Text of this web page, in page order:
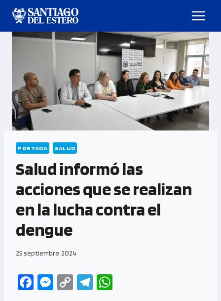
PORTADA SALUD
Salud informó las
acciones que se realizan
en la lucha contra el
dengue
25 septiembre, 2024
Fa M
C
Te